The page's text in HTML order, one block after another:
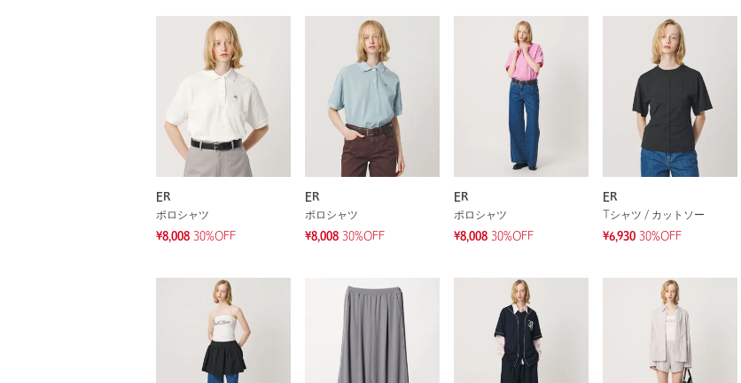
ER
ポロシャツ
¥8,008 30%OFF
ER
ポロシャツ
¥8,008 30%OFF
ER
ポロシャツ
¥8,008 30%OFF
ER
Tシャツ / カットソー
¥6,930 30%OFF